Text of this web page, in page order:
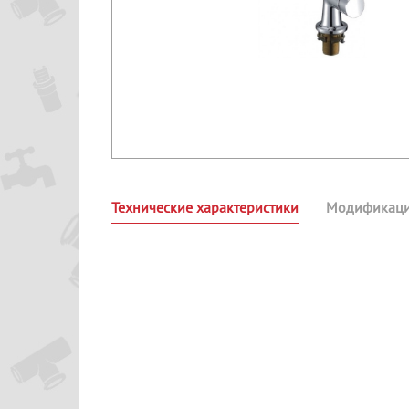
Технические характеристики